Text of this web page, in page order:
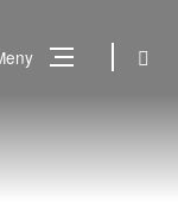
Sök